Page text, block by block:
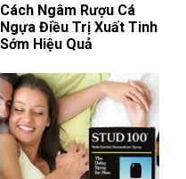
Cách Ngâm Rượu Cá
Ngựa Điều Trị Xuất Tinh
Sớm Hiệu Quả